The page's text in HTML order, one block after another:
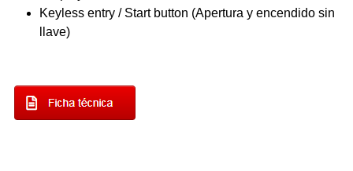
Keyless entry / Start button (Apertura y encendido sin
llave)